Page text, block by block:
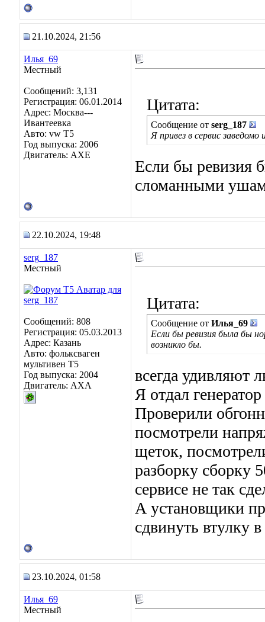
21.10.2024, 21:56
Илья_69
Местный
Сообщений: 3,131
Регистрация: 06.01.2014
Адрес: Москва---
Ивантеевка
Авто: vw T5
Год выпуска: 2006
Двигатель: AXE
Цитата:
Сообщение от serg_187
Я привез в сервис
Если бы ревизия
сломанными
22.10.2024, 19:48
serg_187
Местный
Сообщений: 808
Регистрация: 05.03.2013
Адрес: Казань
Авто: фольксваген
мультивен Т5
Год выпуска: 2004
Двигатель: АХА
Цитата:
Сообщение от Илья_69
Если бы ревизия была бы
возникло бы.
всегда удивляют
Я отдал
Проверили
посмотрели
щеток,
разборку сборку
сервисе не так
А установщики
сдвинуть втулку
23.10.2024, 01:58
Илья_69
Местный